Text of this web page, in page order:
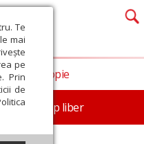
Te
mai
pe
Prin
de
Timp liber
Filantropie